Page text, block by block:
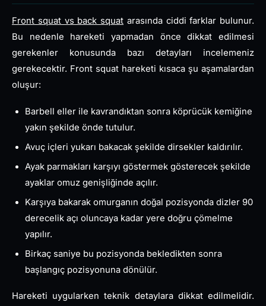
Front squat vs back squat arasında ciddi farklar bulunur.
Bu nedenle hareketi yapmadan önce dikkat edilmesi
gerekenler konusunda bazı detayları incelemeniz
gerekecektir. Front squat hareketi kısaca şu aşamalardan
oluşur:
Barbell eller ile kavrandıktan sonra köprücük kemiğine
yakın şekilde önde tutulur.
Avuç içleri yukarı bakacak şekilde dirsekler kaldırılır.
Ayak parmakları karşıyı göstermek gösterecek şekilde
ayaklar omuz genişliğinde açılır.
Karşıya bakarak omurganın doğal pozisyonda dizler 90
derecelik açı oluncaya kadar yere doğru çömelme
yapılır.
Birkaç saniye bu pozisyonda bekledikten sonra
başlangıç pozisyonuna dönülür.
Hareketi uygularken teknik detaylara dikkat edilmelidir.